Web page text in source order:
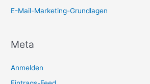
E-Mail-Marketing-Grundlagen
Meta
Anmelden